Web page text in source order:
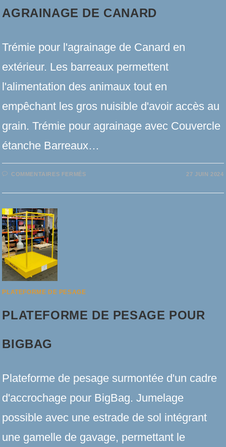
AGRAINAGE DE CANARD
Trémie pour l'agrainage de Canard en
extérieur. Les barreaux permettent
l'alimentation des animaux tout en
empêchant les gros nuisible d'avoir accès au
grain. Trémie pour agrainage avec Couvercle
étanche Barreaux…
COMMENTAIRES FERMÉSSUR
CANARD
27 JUIN 2024
PLATEFORME DE PESAGE
PLATEFORME DE PESAGE POUR
BIGBAG
Plateforme de pesage surmontée d'un cadre
d'accrochage pour BigBag. Jumelage
possible avec une estrade de sol intégrant
une gamelle de gavage, permettant le